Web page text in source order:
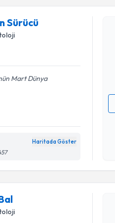
Sürücü
Mart Dünya
Haritada Göster